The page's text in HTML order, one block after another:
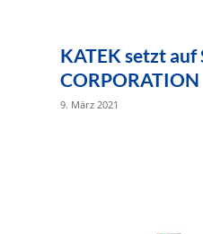
KATEK setzt
CORPORATION
9. März 2021